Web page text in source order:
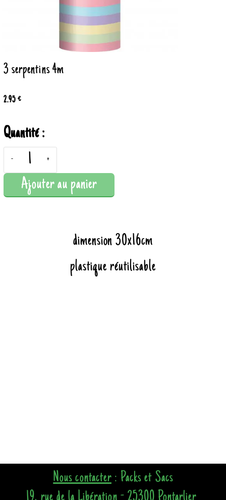
3 serpentins 4m
2.95 €
Quantité :
- +
Ajouter au panier
dimension 30x16cm
plastique réutilisable
Nous contacter: Packs et Sacs